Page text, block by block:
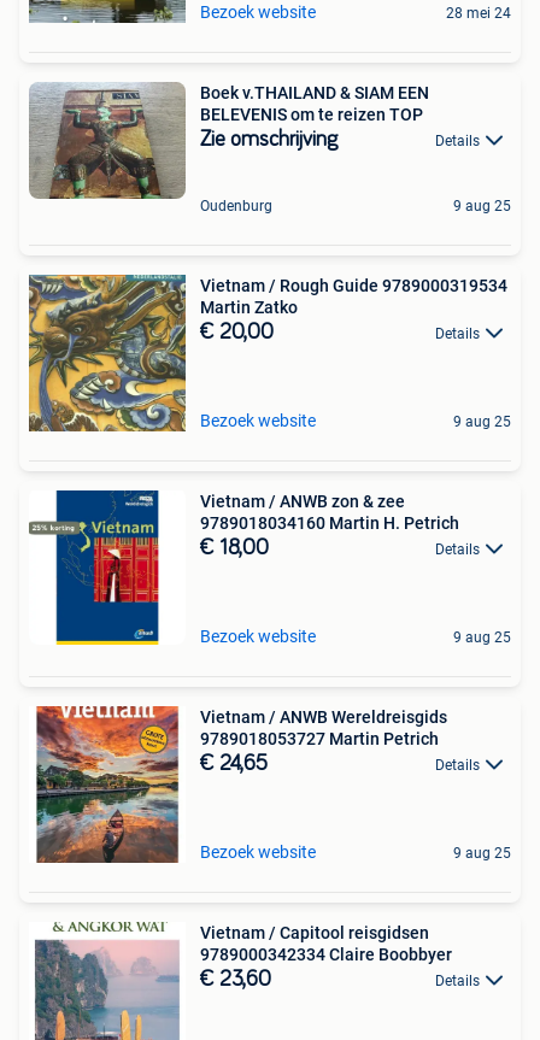
Bezoek website 28 mei 24
Boek v.THAILAND & SIAM EEN
BELEVENIS om te reizen TOP
Zie omschrijving Details
Oudenburg 9 aug 25
Vietnam / Rough Guide 9789000319534
Martin Zatko
€ 20,00 Details
Bezoek website 9 aug 25
Vietnam / ANWB zon & zee
9789018034160 Martin H. Petrich
€ 18,00 Details
Bezoek website 9 aug 25
Vietnam / ANWB Wereldreisgids
9789018053727 Martin Petrich
€ 24,65 Details
Bezoek website 9 aug 25
Vietnam / Capitool reisgidsen
9789000342334 Claire Boobbyer
€ 23,60 Details